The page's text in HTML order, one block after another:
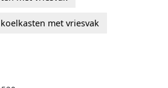
met vriesvak